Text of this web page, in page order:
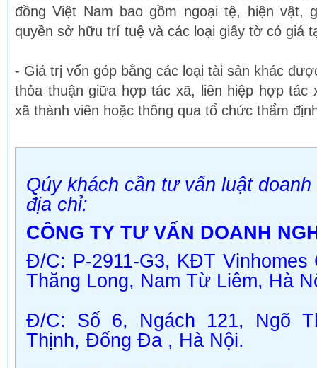
đồng Việt Nam bao gồm ngoại tệ, hiện vật,
quyền sở hữu trí tuệ và các loại giấy tờ có giá
- Giá trị vốn góp bằng các loại tài sản khác
thỏa thuận giữa hợp tác xã, liên hiệp hợp tác
xã thành viên hoặc thông qua tổ chức thẩm
Qúy khách cần tư vấn luật
địa chỉ:
CÔNG TY TƯ VẤN DOANH
Đ/C: P-2911-G3, KĐT Vinhomes
Thăng Long, Nam Từ Liêm, Hà
Đ/C: Số 6, Ngách 121, Ngõ
Thịnh, Đống Đa , Hà Nội.